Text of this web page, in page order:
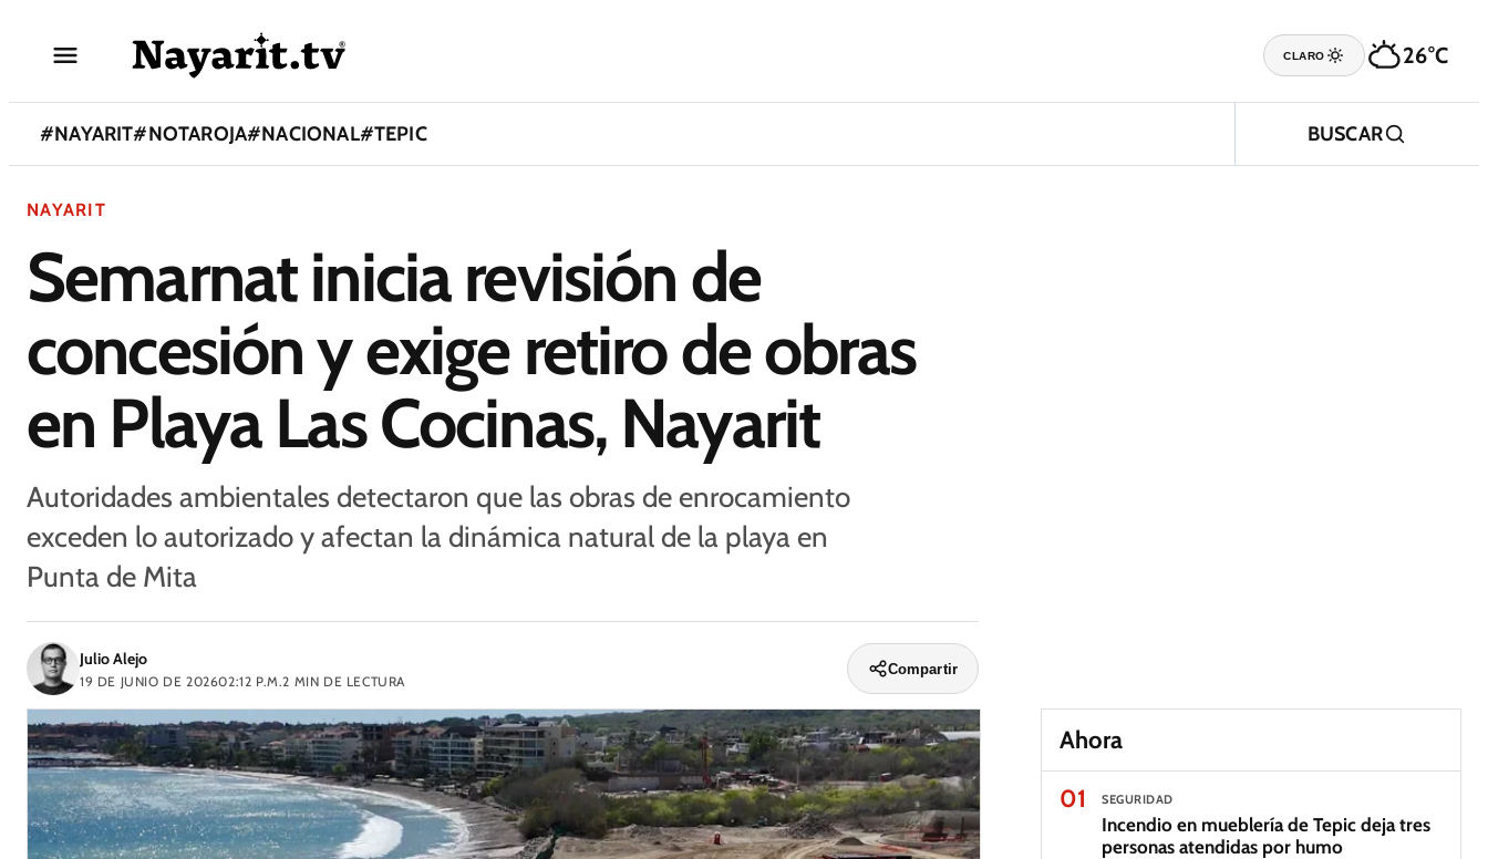
CLARO 26°C
#NAYARIT#NOTAROJA#NACIONAL#TEPIC BUSCAR
NAYARIT
Semarnat inicia revisión de
concesión y exige retiro de obras
en Playa Las Cocinas, Nayarit
Autoridades ambientales detectaron que las obras de enrocamiento
exceden lo autorizado y afectan la dinámica natural de la playa en
Punta de Mita
Julio Alejo
19 DE JUNIO DE 202602:12 P.M.2 MIN DE LECTURA
Compartir
Ahora
01
SEGURIDAD
Incendio en mueblería de Tepic deja tres
personas atendidas por humo